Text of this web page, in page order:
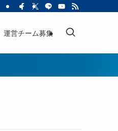
運営チーム募集